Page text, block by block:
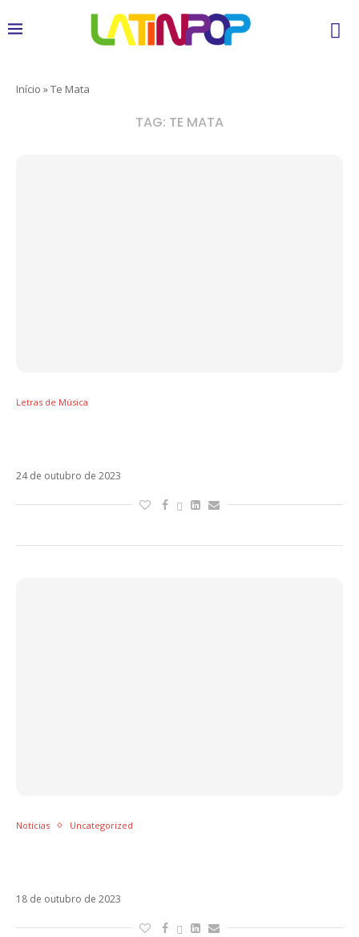
Início »Te Mata
TAG: TE MATA
Letras de Música
24 de outubro de 2023
Notícias Uncategorized
18 de outubro de 2023